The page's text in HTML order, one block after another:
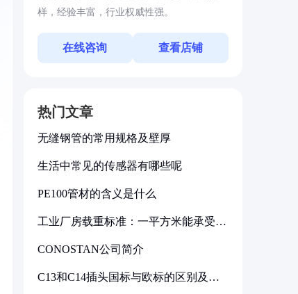
样，经验丰富，行业权威性强。
在线咨询 查看店铺
热门文章
无缝钢管的常用规格及壁厚
生活中常见的传感器有哪些呢
PE100管材的含义是什么
工业厂房载重标准：一平方米能承受多
CONOSTAN公司简介
C13和C14插头国标与欧标的区别及其